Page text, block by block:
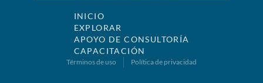
INICIO
EXPLORAR
APOYO DE CONSULTORÍA
CAPACITACIÓN
Términos de uso Política de privacidad